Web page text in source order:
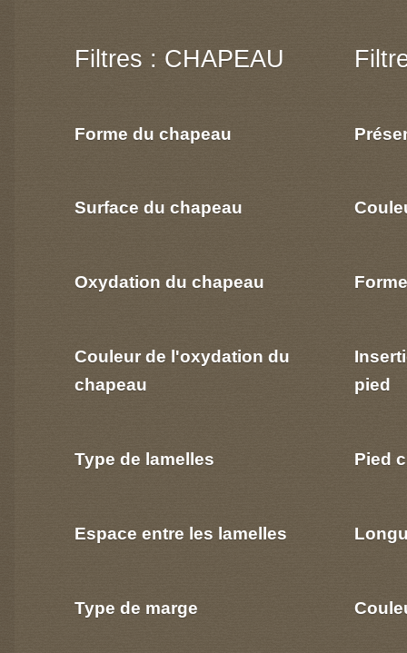
Filtres : CHAPEAU
Forme du chapeau
Surface du chapeau
Oxydation du chapeau
Couleur de l'oxydation du
chapeau
Type de lamelles
Espace entre les lamelles
Type de marge
pied
Pied